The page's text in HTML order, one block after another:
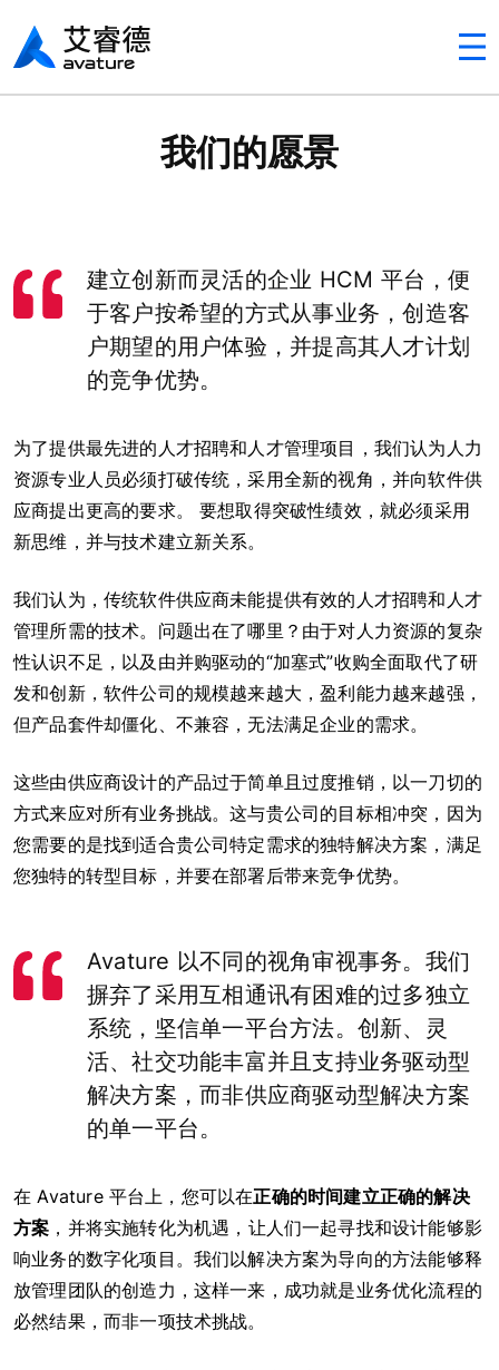
Avaturehcm
我们的愿景
建立创新而灵活的企业 HCM 平台，便
于客户按希望的方式从事业务，创造客
户期望的用户体验，并提高其人才计划
的竞争优势。
为了提供最先进的人才招聘和人才管理项目，我们认为人力
资源专业人员必须打破传统，采用全新的视角，并向软件供
应商提出更高的要求。 要想取得突破性绩效，就必须采用
新思维，并与技术建立新关系。
我们认为，传统软件供应商未能提供有效的人才招聘和人才
管理所需的技术。问题出在了哪里？由于对人力资源的复杂
性认识不足，以及由并购驱动的“加塞式”收购全面取代了研
发和创新，软件公司的规模越来越大，盈利能力越来越强，
但产品套件却僵化、不兼容，无法满足企业的需求。
这些由供应商设计的产品过于简单且过度推销，以一刀切的
方式来应对所有业务挑战。这与贵公司的目标相冲突，因为
您需要的是找到适合贵公司特定需求的独特解决方案，满足
您独特的转型目标，并要在部署后带来竞争优势。
Avature 以不同的视角审视事务。我们
摒弃了采用互相通讯有困难的过多独立
系统，坚信单一平台方法。创新、灵
活、社交功能丰富并且支持业务驱动型
解决方案，而非供应商驱动型解决方案
的单一平台。
在 Avature 平台上，您可以在正确的时间建立正确的解决
方案 ，并将实施转化为机遇，让人们一起寻找和设计能够影
响业务的数字化项目。我们以解决方案为导向的方法能够释
放管理团队的创造力，这样一来，成功就是业务优化流程的
必然结果，而非一项技术挑战。